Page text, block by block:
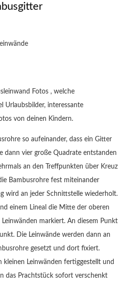
Fotos , welche
Urlaubsbilder, interessante
von deinen Kindern.
so aufeinander, dass ein Gitter
dann vier große Quadrate entstanden
an den Treffpunkten über Kreuz
Bambusrohre fest miteinander
wird an jeder Schnittstelle wiederholt.
einem Lineal die Mitte der oberen
markiert. An diesem Punkt
Die Leinwände werden dann an
gesetzt und dort fixiert.
kleinen Leinwänden fertiggestellt und
das Prachtstück sofort verschenkt